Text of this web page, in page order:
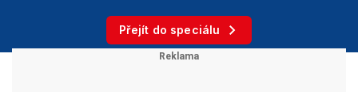
Přejít do speciálu